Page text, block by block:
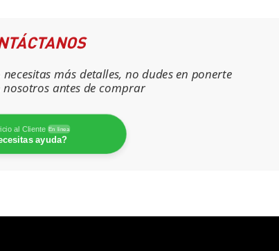
más detalles, no dudes en ponerte
antes de comprar
al Cliente En línea
ayuda?